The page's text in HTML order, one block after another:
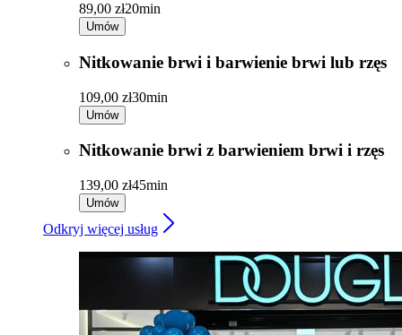
89,00 zł20min
Umów
Nitkowanie brwi i barwienie brwi lub rzęs
109,00 zł30min
Umów
Nitkowanie brwi z barwieniem brwi i rzęs
139,00 zł45min
Umów
Odkryj więcej usług